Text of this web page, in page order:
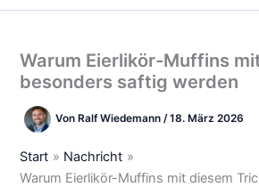
Warum Eierlikör-Muffins
besonders saftig werden
Von Ralf Wiedemann/18. März 2026
Start
Nachricht
Warum Eierlikör-Muffins mit diesem